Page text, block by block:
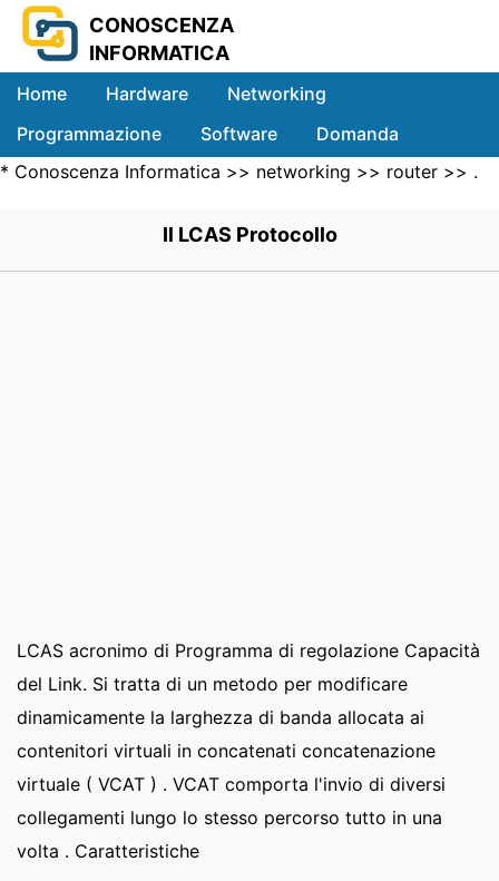
CONOSCENZA
INFORMATICA
Home Hardware
Networking
Programmazione
Software
Domanda
Sistemi
* Conoscenza Informatica >> networking >> router >> .
Il LCAS Protocollo
LCAS acronimo di Programma di regolazione Capacità
del Link. Si tratta di un metodo per modificare
dinamicamente la larghezza di banda allocata ai
contenitori virtuali in concatenati concatenazione
virtuale ( VCAT ) . VCAT comporta l'invio di diversi
collegamenti lungo lo stesso percorso tutto in una
volta . Caratteristiche